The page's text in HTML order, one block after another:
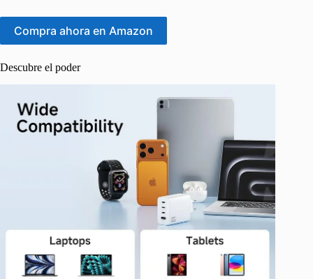
Compra ahora en Amazon
Descubre el poder